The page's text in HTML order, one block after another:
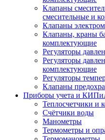
Клапаны
смесительные и
Клапаны
Клапаны, краны
комплектующие
Регуляторы
Регуляторы
комплектующие
Регуляторы
Клапаны
Приборы учета и
Теплосчетчики и
Счётчики воды
Манометры
Термометры и